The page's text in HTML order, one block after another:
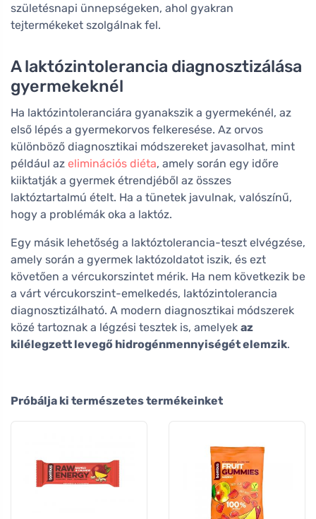
születésnapi ünnepségeken, ahol gyakran
tejtermékeket szolgálnak fel.
A laktózintolerancia diagnosztizálása
gyermekeknél
Ha laktózintoleranciára gyanakszik a gyermekénél, az
első lépés a gyermekorvos felkeresése. Az orvos
különböző diagnosztikai módszereket javasolhat, mint
például az eliminációs diéta, amely során egy időre
kiiktatják a gyermek étrendjéből az összes
laktóztartalmú ételt. Ha a tünetek javulnak, valószínű,
hogy a problémák oka a laktóz.
Egy másik lehetőség a laktóztolerancia-teszt elvégzése,
amely során a gyermek laktózoldatot iszik, és ezt
követően a vércukorszintet mérik. Ha nem következik be
a várt vércukorszint-emelkedés, laktózintolerancia
diagnosztizálható. A modern diagnosztikai módszerek
közé tartoznak a légzési tesztek is, amelyek az
kilélegzett levegő hidrogénmennyiségét elemzik.
Próbálja ki természetes termékeinket